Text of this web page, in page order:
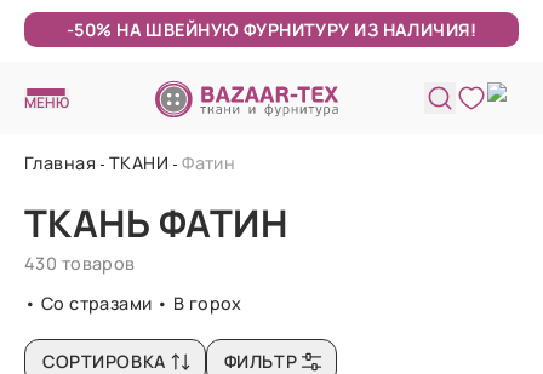
-50% НА ШВЕЙНУЮ ФУРНИТУРУ ИЗ НАЛИЧИЯ!
МЕНЮ
Главная ТКАНИ Фатин
ТКАНЬ ФАТИН
430 товаров
• Со стразами • В горох
СОРТИРОВКА ФИЛЬТР